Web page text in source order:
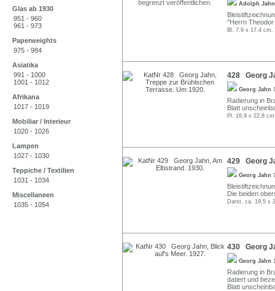
Glas ab 1930
951 - 960
961 - 973
Paperweights
975 - 984
Asiatika
991 - 1000
1001 - 1012
Afrikana
1017 - 1019
Mobiliar / Interieur
1020 - 1026
Lampen
1027 - 1030
Teppiche / Textilien
1031 - 1034
Miscellaneen
1035 - 1054
Adolph
"Herrn Theodor
Bl. 7,9 x 17,4
428 Georg
Georg Jahn
Radierung in
Blatt
Pl. 16,9 x 22,8
429 Georg
Georg Jahn
Die beiden
Darst. ca. 19,5 x
430 Georg
Georg Jahn
Radierung in
datiert und
Blatt